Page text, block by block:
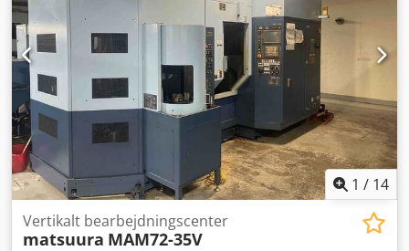
1 / 14
Vertikalt bearbejdningscenter
matsuura MAM72-35V